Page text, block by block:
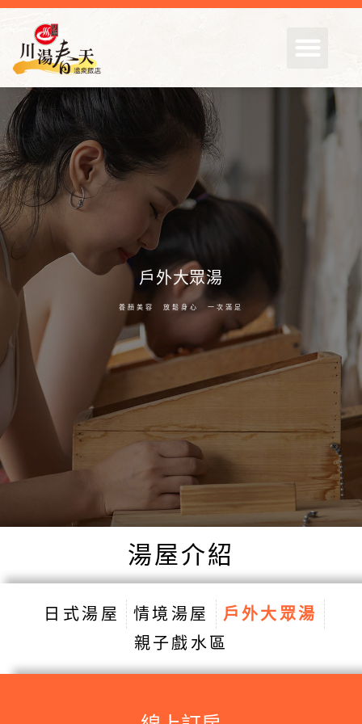
戶外大眾湯
> 湯屋．溫泉
戶外大眾湯
養顏美容 放鬆身心 一次滿足
湯屋介紹
日式湯屋 情境湯屋
戶外大眾湯
親子戲水區